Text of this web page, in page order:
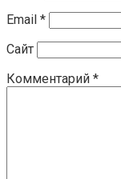
Email *
Сайт
Комментарий *